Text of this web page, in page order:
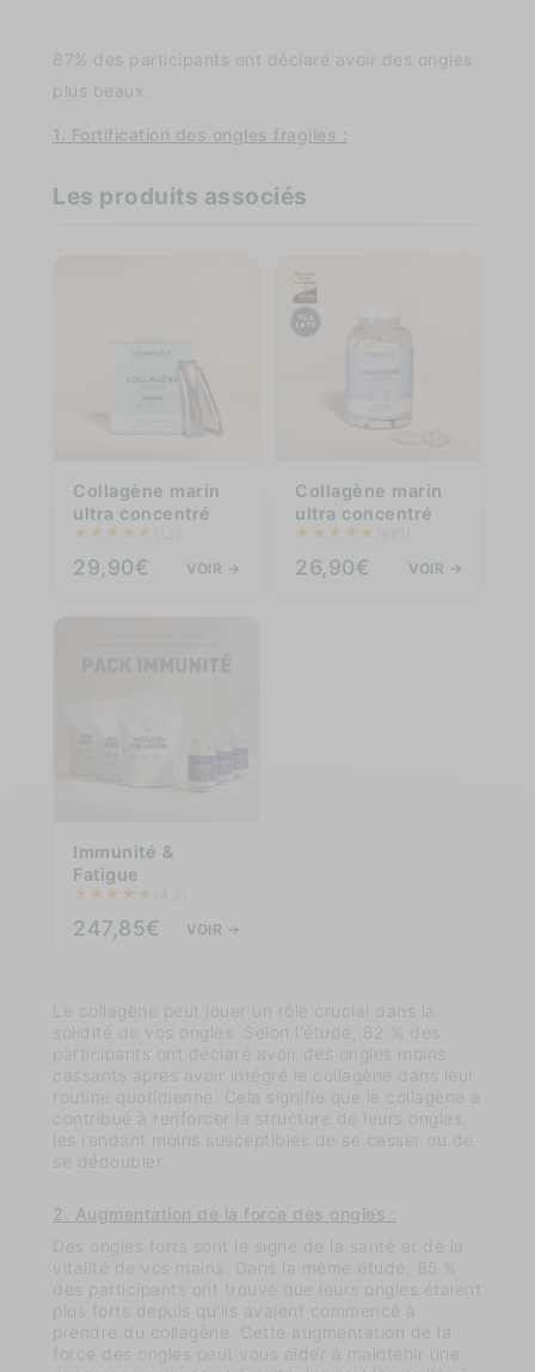
87% des participants ont déclaré avoir des ongles
plus beaux.
1. Fortification des ongles fragiles :
Les produits associés
Collagène marin
ultra concentré
★ ★ ★ ★ ★
29,90€ VOIR →
Collagène marin
ultra concentré
★ ★ ★ ★ ★
26,90€ VOIR →
Immunité &
Fatigue
★ ★ ★ ★ ★
247,85€ VOIR →
Le collagène peut jouer un rôle crucial dans la
solidité de vos ongles. Selon l'étude, 82 % des
participants ont déclaré avoir des ongles moins
cassants après avoir intégré le collagène dans leur
routine quotidienne. Cela signifie que le collagène a
contribué à renforcer la structure de leurs ongles,
les rendant moins susceptibles de se casser ou de
se dédoubler.
2. Augmentation de la force des ongles :
Des ongles forts sont le signe de la santé et de la
vitalité de vos mains. Dans la même étude, 85 %
des participants ont trouvé que leurs ongles étaient
plus forts depuis qu'ils avaient commencé à
prendre du collagène. Cette augmentation de la
force des ongles peut vous aider à maintenir une